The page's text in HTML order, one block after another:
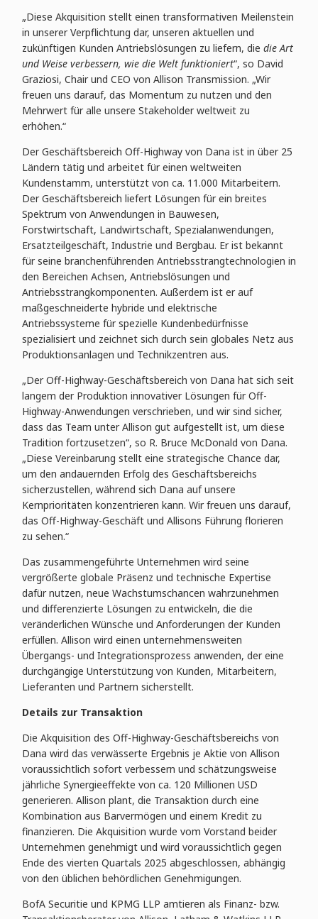
„Diese Akquisition stellt einen transformativen Meilenstein
in unserer Verpflichtung dar, unseren aktuellen und
zukünftigen Kunden Antriebslösungen zu liefern, die die Art
und Weise verbessern, wie die Welt funktioniert“, so David
Graziosi, Chair und CEO von Allison Transmission. „Wir
freuen uns darauf, das Momentum zu nutzen und den
Mehrwert für alle unsere Stakeholder weltweit zu
erhöhen.“
Der Geschäftsbereich Off-Highway von Dana ist in über 25
Ländern tätig und arbeitet für einen weltweiten
Kundenstamm, unterstützt von ca. 11.000 Mitarbeitern.
Der Geschäftsbereich liefert Lösungen für ein breites
Spektrum von Anwendungen in Bauwesen,
Forstwirtschaft, Landwirtschaft, Spezialanwendungen,
Ersatzteilgeschäft, Industrie und Bergbau. Er ist bekannt
für seine branchenführenden Antriebsstrangtechnologien in
den Bereichen Achsen, Antriebslösungen und
Antriebsstrangkomponenten. Außerdem ist er auf
maßgeschneiderte hybride und elektrische
Antriebssysteme für spezielle Kundenbedürfnisse
spezialisiert und zeichnet sich durch sein globales Netz aus
Produktionsanlagen und Technikzentren aus.
„Der Off-Highway-Geschäftsbereich von Dana hat sich seit
langem der Produktion innovativer Lösungen für Off-
Highway-Anwendungen verschrieben, und wir sind sicher,
dass das Team unter Allison gut aufgestellt ist, um diese
Tradition fortzusetzen“, so R. Bruce McDonald von Dana.
„Diese Vereinbarung stellt eine strategische Chance dar,
um den andauernden Erfolg des Geschäftsbereichs
sicherzustellen, während sich Dana auf unsere
Kernprioritäten konzentrieren kann. Wir freuen uns darauf,
das Off-Highway-Geschäft und Allisons Führung florieren
zu sehen.“
Das zusammengeführte Unternehmen wird seine
vergrößerte globale Präsenz und technische Expertise
dafür nutzen, neue Wachstumschancen wahrzunehmen
und differenzierte Lösungen zu entwickeln, die die
veränderlichen Wünsche und Anforderungen der Kunden
erfüllen. Allison wird einen unternehmensweiten
Übergangs- und Integrationsprozess anwenden, der eine
durchgängige Unterstützung von Kunden, Mitarbeitern,
Lieferanten und Partnern sicherstellt.
Details zur Transaktion
Die Akquisition des Off-Highway-Geschäftsbereichs von
Dana wird das verwässerte Ergebnis je Aktie von Allison
voraussichtlich sofort verbessern und schätzungsweise
jährliche Synergieeffekte von ca. 120 Millionen USD
generieren. Allison plant, die Transaktion durch eine
Kombination aus Barvermögen und einem Kredit zu
finanzieren. Die Akquisition wurde vom Vorstand beider
Unternehmen genehmigt und wird voraussichtlich gegen
Ende des vierten Quartals 2025 abgeschlossen, abhängig
von den üblichen behördlichen Genehmigungen.
BofA Securitie und KPMG LLP amtieren als Finanz- bzw.